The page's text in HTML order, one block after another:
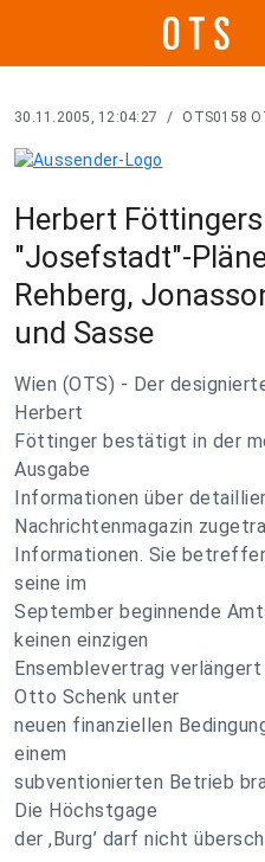
30.11.2005, 12:04:27 / OTS0158
Herbert
"Josefstadt"-
Rehberg,
und Sasse
Wien (OTS) - Der
Herbert
Föttinger bestätigt in der
Ausgabe
Informationen über
Nachrichtenmagazin
Informationen. Sie
seine im
September beginnende
keinen einzigen
Ensemblevertrag
Otto Schenk unter
neuen finanziellen
einem
subventionierten Betrieb
Die Höchstgage
der ,Burg’ darf nicht